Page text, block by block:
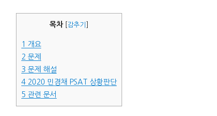
목차 감추기
1 개요
2 문제
3 문제 해설
42020 민경채 PSAT 상황판단
5 관련 문서